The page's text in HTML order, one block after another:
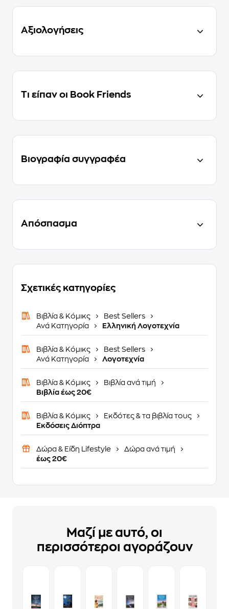
Αξιολογήσεις
Τι είπαν οι Book Friends
Βιογραφία συγγραφέα
Απόσπασμα
Σχετικές κατηγορίες
Βιβλία & Κόμικς
Best Sellers
Ανά Κατηγορία
Ελληνική Λογοτεχνία
Βιβλία & Κόμικς
Best Sellers
Ανά Κατηγορία
Λογοτεχνία
Βιβλία & Κόμικς
Βιβλία ανά τιμή
Βιβλία έως 20€
Βιβλία & Κόμικς
Εκδότες & τα βιβλία τους
Εκδόσεις Διόπτρα
Δώρα & Είδη Lifestyle
Δώρα ανά τιμή
έως 20€
Μαζί με αυτό, οι
περισσότεροι αγοράζουν